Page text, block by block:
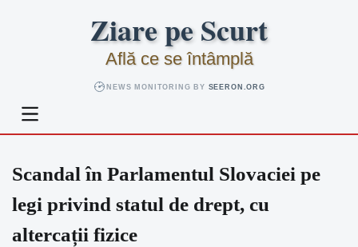
Ziare pe Scurt
Află ce se întâmplă
NEWS MONITORING BY SEERON.ORG
Scandal în Parlamentul Slovaciei pe
legi privind statul de drept, cu
altercații fizice